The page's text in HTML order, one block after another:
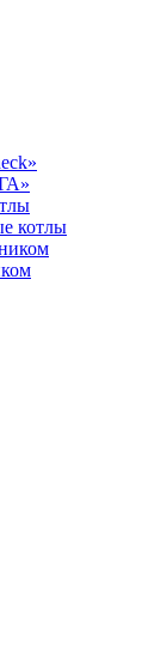
котлы